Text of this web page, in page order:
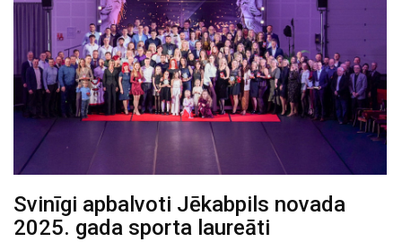
Svinīgi apbalvoti Jēkabpils novada
2025. gada sporta laureāti